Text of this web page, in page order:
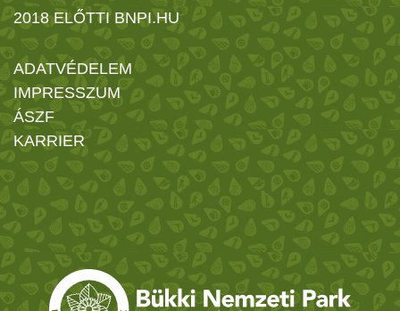
2018 ELŐTTI BNPI.HU
ADATVÉDELEM
IMPRESSZUM
ÁSZF
KARRIER